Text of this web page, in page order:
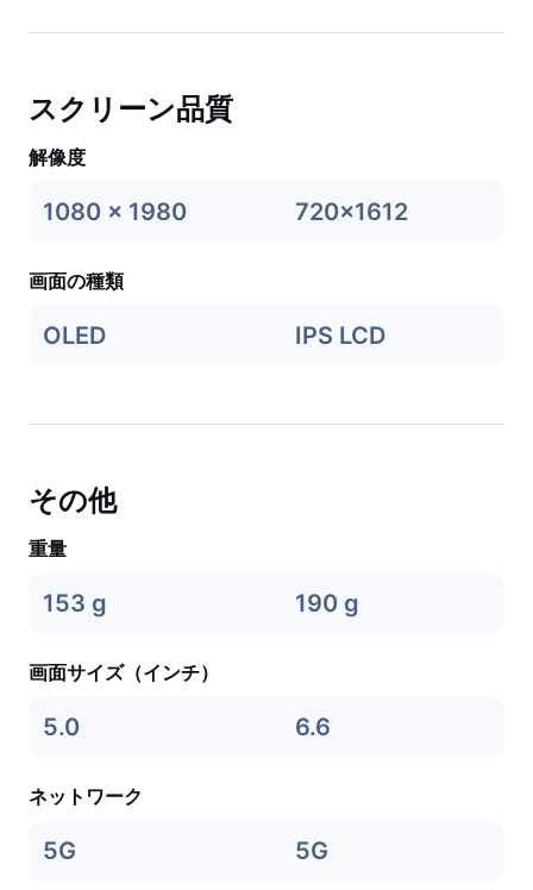
スクリーン品質
解像度
1080 x 1980 720x1612
画面の種類
OLED IPS LCD
その他
重量
153 g 190 g
画面サイズ（インチ）
5.0 6.6
ネットワーク
5G 5G